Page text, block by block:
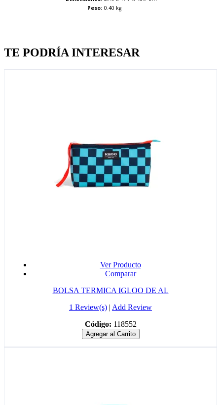
Peso: 0.40 kg
TE PODRÍA INTERESAR
Ver Producto
Comparar
BOLSA TERMICA IGLOO DE AL
1 Review(s) | Add Review
Código: 118552
Agregar al Carrito